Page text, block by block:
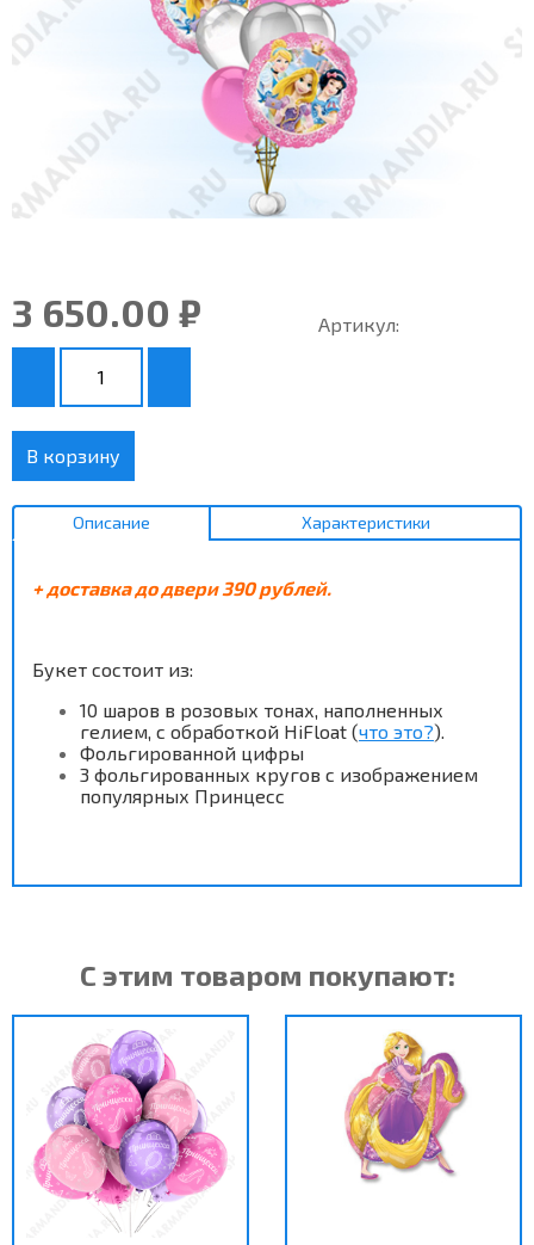
3 650.00 ₽ Артикул:
В корзину
Описание Характеристики
+ доставка до двери 390 рублей.
Букет состоит из:
10 шаров в розовых тонах, наполненных
гелием, с обработкой HiFloat (что это?).
Фольгированной цифры
3 фольгированных кругов с изображением
популярных Принцесс
С этим товаром покупают: